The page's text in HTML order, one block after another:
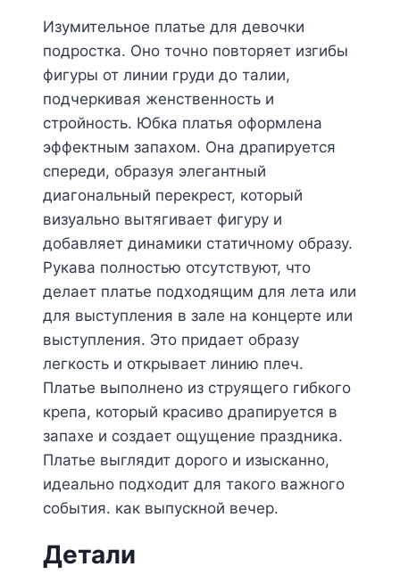
Изумительное платье для девочки
подростка. Оно точно повторяет изгибы
фигуры от линии груди до талии,
подчеркивая женственность и
стройность. Юбка платья оформлена
эффектным запахом. Она драпируется
спереди, образуя элегантный
диагональный перекрест, который
визуально вытягивает фигуру и
добавляет динамики статичному образу.
Рукава полностью отсутствуют, что
делает платье подходящим для лета или
для выступления в зале на концерте или
выступления. Это придает образу
легкость и открывает линию плеч.
Платье выполнено из струящего гибкого
крепа, который красиво драпируется в
запахе и создает ощущение праздника.
Платье выглядит дорого и изысканно,
идеально подходит для такого важного
события. как выпускной вечер.
Детали